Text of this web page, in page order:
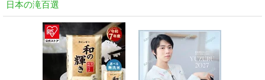
日本の滝百選